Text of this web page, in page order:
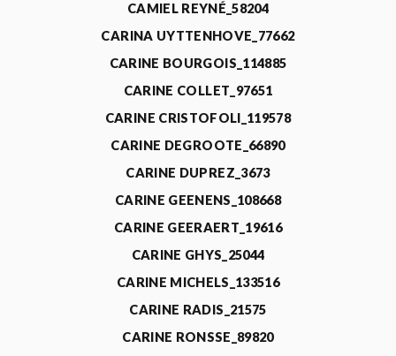
CAMIEL REYNÉ_58204
CARINA UYTTENHOVE_77662
CARINE BOURGOIS_114885
CARINE COLLET_97651
CARINE CRISTOFOLI_119578
CARINE DEGROOTE_66890
CARINE DUPREZ_3673
CARINE GEENENS_108668
CARINE GEERAERT_19616
CARINE GHYS_25044
CARINE MICHELS_133516
CARINE RADIS_21575
CARINE RONSSE_89820